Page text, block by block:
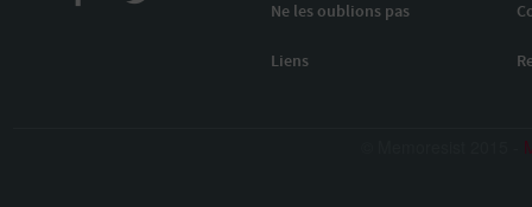
Ne les oublions pas
Liens